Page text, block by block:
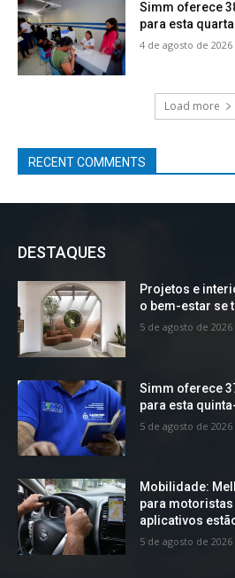
Simm oferece
para esta
4 de agosto de 2026
Load more
RECENT COMMENTS
DESTAQUES
Projetos e
o bem-estar se
5 de agosto de 2026
Simm oferece
para esta
5 de agosto de 2026
Mobilidade:
para
aplicativos
5 de agosto de 2026